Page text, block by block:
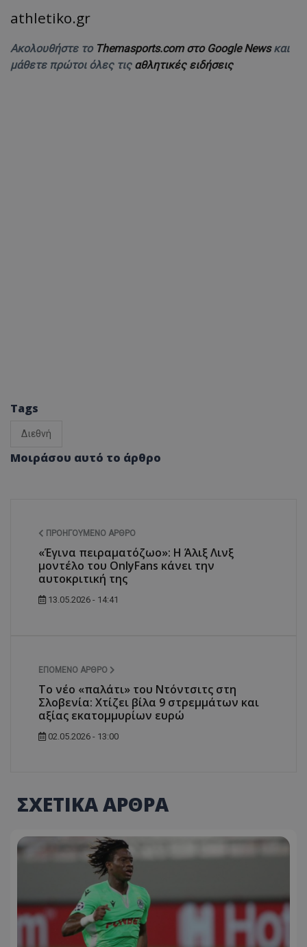
athletiko.gr
Ακολουθήστε το Themasports.com στο Google Newsκαι
μάθετε πρώτοι όλες τις αθλητικές ειδήσεις
Tags
Διεθνή
Μοιράσου αυτό το άρθρο
ΠΡΟΗΓΟΎΜΕΝΟ ΆΡΘΡΟ
«Έγινα πειραματόζωο»: Η Άλιξ Λινξ
μοντέλο του OnlyFans κάνει την
αυτοκριτική της
13.05.2026 - 14:41
ΕΠΌΜΕΝΟ ΆΡΘΡΟ
Το νέο «παλάτι» του Ντόντσιτς στη
Σλοβενία: Χτίζει βίλα 9 στρεμμάτων και
αξίας εκατομμυρίων ευρώ
02.05.2026 - 13:00
ΣΧΕΤΙΚΑ ΑΡΘΡΑ